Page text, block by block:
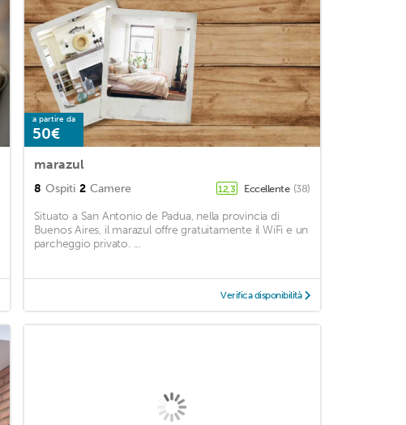
a partire da
50€
marazul
8 Ospiti 2 Camere 12,3 Eccellente (38)
Situato a San Antonio de Padua, nella provincia di
Buenos Aires, il marazul offre gratuitamente il WiFi e un
parcheggio privato. ...
Verifica disponibilità